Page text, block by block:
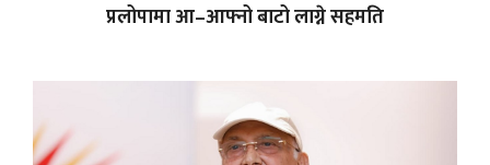
प्रलोपामा आ–आफ्नो बाटो लाग्ने सहमति